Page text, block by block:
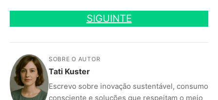
SIGUINTE
SOBRE O AUTOR
Tati Kuster
Escrevo sobre inovação sustentável, consumo
consciente e soluções que respeitam o meio